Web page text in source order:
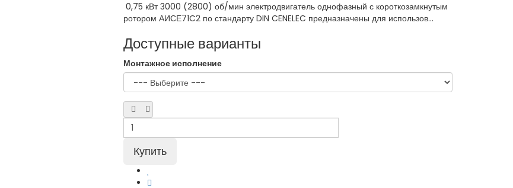
0,75 кВт 3000 (2800) об/мин электродвигатель однофазный с короткозамкнутым
ротором АИСЕ71C2 по стандарту DIN CENELEC предназначены для использов...
Доступные варианты
Монтажное исполнение